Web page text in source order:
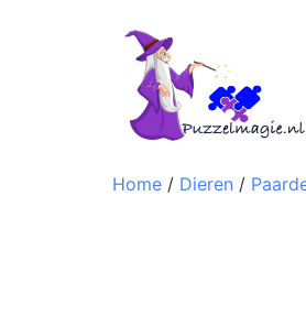
Home / Dieren /